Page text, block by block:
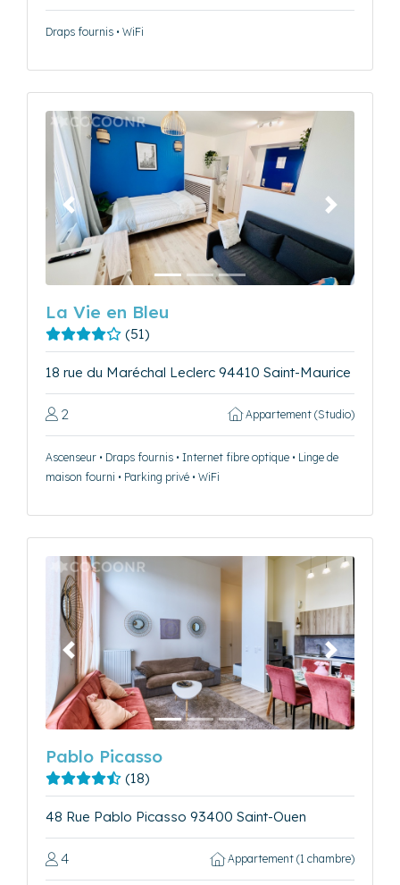
Draps fournis • WiFi
Précédent Suivant
La Vie en Bleu
(51)
18 rue du Maréchal Leclerc 94410 Saint-Maurice
2 Appartement (Studio)
Ascenseur • Draps fournis • Internet fibre optique • Linge de
maison fourni • Parking privé • WiFi
Précédent Suivant
Pablo Picasso
(18)
48 Rue Pablo Picasso 93400 Saint-Ouen
4 Appartement (1 chambre)